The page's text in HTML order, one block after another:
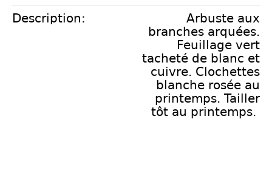
Description:
Arbuste aux
branches arquées.
Feuillage vert
tacheté de blanc et
cuivre. Clochettes
blanche rosée au
printemps. Tailler
tôt au printemps.